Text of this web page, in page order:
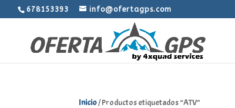
678153393 info@ofertagps.com
Inicio/ Productos etiquetados “ATV”